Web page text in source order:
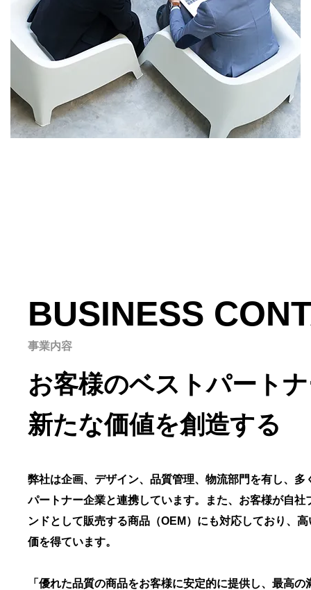
BUSINESS
事業内容
お客様のベストパート
新たな価値を創造する
弊社は企画、デザイン、品質管理、物流部門を有し、多
パートナー企業と連携しています。また、お客様が自社
ンドとして販売する商品（OEM）にも対応しており、高
価を得ています。
「優れた品質の商品をお客様に安定的に提供し、最高の